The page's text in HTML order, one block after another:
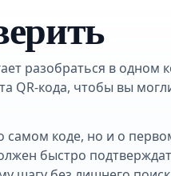
разобраться в одном
QR-кода, чтобы вы
самом коде, но и о
быстро